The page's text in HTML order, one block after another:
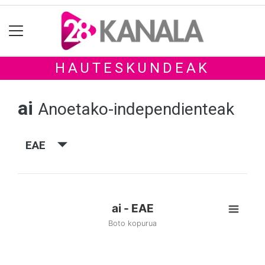
HAUTESKUNDEAK
ai Anoetako-independienteak
EAE
ai - EAE
Boto kopurua